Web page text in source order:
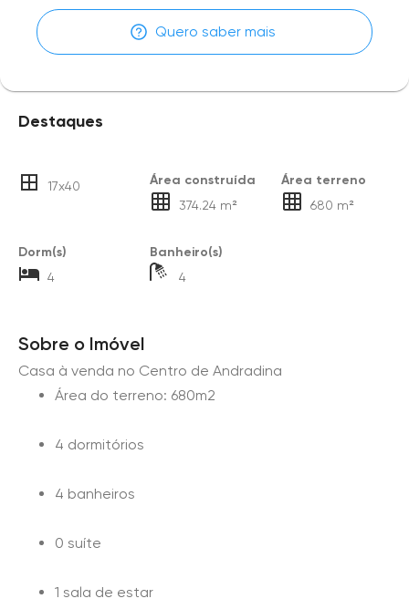
Quero saber mais
Destaques
17x40 Área construída
374.24 m²
Área terreno
680 m²
Dorm(s)
4
Banheiro(s)
4
Sobre o Imóvel
Casa à venda no Centro de Andradina
Área do terreno: 680m2
4 dormitórios
4 banheiros
0 suíte
1 sala de estar